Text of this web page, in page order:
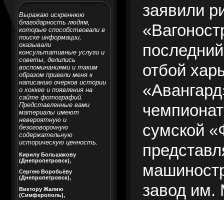
Выражаю искреннюю
благодарность людям,
которые способствовали в
поиске информации,
оказывали
консультативные услуги и
советы, делились
воспоминаниями и таким
образом привели меня к
написанию очерков истории
о хоккее и появления на
сайте фотографий.
Представленные вами
материалы имеют
невероятную и
безоговорочную
содержательную
историческую ценность.
Кирилу Большакову
(Днепропетровск),
Сергею Воробьёву
(Днепропетровск),
Виктору Жалию
(Симферополь),
заявили
отбой
сумской
завод им.